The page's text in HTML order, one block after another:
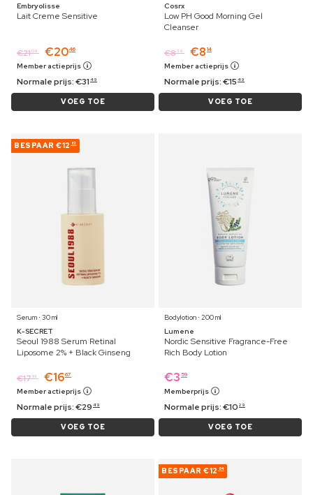
Embryolisse
Lait Creme Sensitive
€2109 €2046
Member actieprijs
Normale prijs:€31 49
VOEG TOE
Cosrx
Low PH Good Morning Gel
Cleanser
€839 €8 14
Member actieprijs
Normale prijs:€15 49
VOEG TOE
BESPAAR €12 82
Serum ⋅ 30 ml
K-SECRET
Seoul 1988 Serum Retinal
Liposome 2% + Black Ginseng
€1719 €1667
Member actieprijs
Normale prijs:€29 49
VOEG TOE
Bodylotion ⋅ 200 ml
Lumene
Nordic Sensitive Fragrance-Free
Rich Body Lotion
€3 59
Memberprijs
Normale prijs:€10 29
VOEG TOE
BESPAAR €12 84